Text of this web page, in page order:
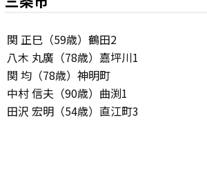
関 正巳（59歳）鶴田2
八木 丸廣（78歳）嘉坪川1
関 均（78歳）神明町
中村 信夫（90歳）曲渕1
田沢 宏明（54歳）直江町3